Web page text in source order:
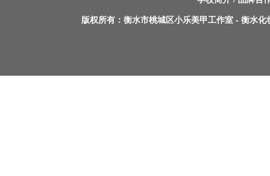
版权所有： 衡水市桃城区小乐美甲工作室- 衡水化